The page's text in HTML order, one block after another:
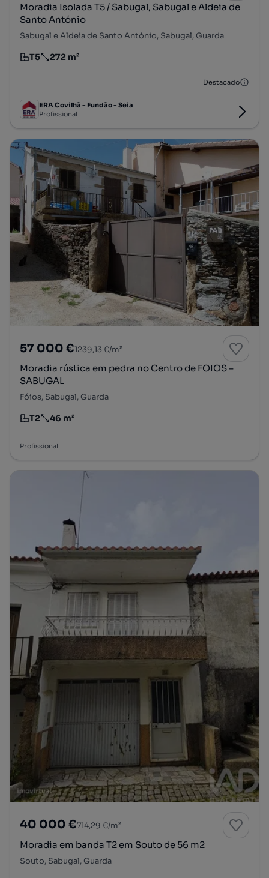
Moradia Isolada T5 / Sabugal, Sabugal e Aldeia de
Santo António
Sabugal e Aldeia de Santo António, Sabugal, Guarda
Tipologia
T5
Preço por metro quadrado
272 m²
Destacado
ERA Covilhã - Fundão - Seia
Profissional
57 000 €1239,13 €/m²
Moradia rústica em pedra no Centro de FOIOS –
SABUGAL
Fóios, Sabugal, Guarda
Tipologia
T2
Preço por metro quadrado
46 m²
Profissional
40 000 €714,29 €/m²
Moradia em banda T2 em Souto de 56 m2
Souto, Sabugal, Guarda